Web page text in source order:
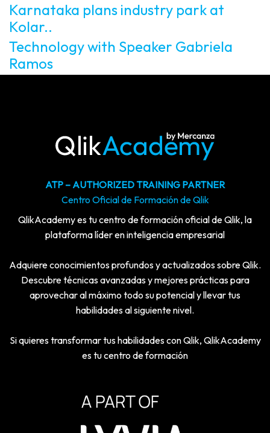
Karnataka plans industry park at
Kolar..
Technology with Speaker Gabriela
Ramos
ATP – AUTHORIZED TRAINING PARTNER
Centro Oficial de Formación de Qlik
QlikAcademy es tu centro de formación oficial de Qlik, la
plataforma líder en inteligencia empresarial
Adquiere conocimientos profundos y actualizados sobre Qlik.
Descubre técnicas avanzadas y mejores prácticas para
aprovechar al máximo todo su potencial y llevar tus
habilidades al siguiente nivel.
Si quieres transformar tus habilidades con Qlik, QlikAcademy
es tu centro de formación